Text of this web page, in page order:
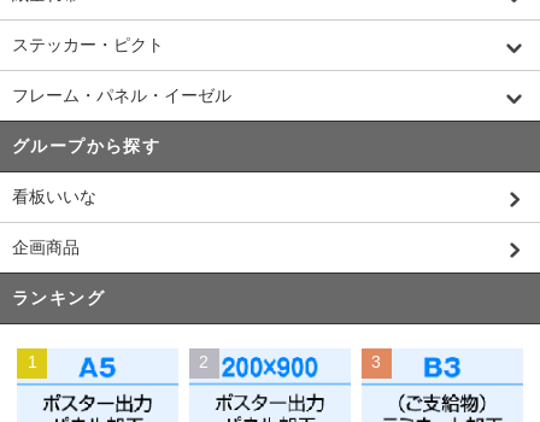
ステッカー・ピクト
フレーム・パネル・イーゼル
グループから探す
看板いいな
企画商品
ランキング
1 2 3